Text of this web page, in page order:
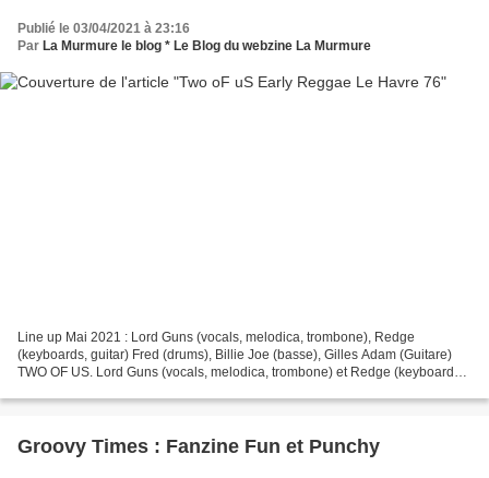
Publié le 03/04/2021 à 23:16
Par La Murmure le blog * Le Blog du webzine La Murmure
Line up Mai 2021 : Lord Guns (vocals, melodica, trombone), Redge
(keyboards, guitar) Fred (drums), Billie Joe (basse), Gilles Adam (Guitare)
TWO OF US. Lord Guns (vocals, melodica, trombone) et Redge (keyboards,
Groovy Times : Fanzine Fun et Punchy